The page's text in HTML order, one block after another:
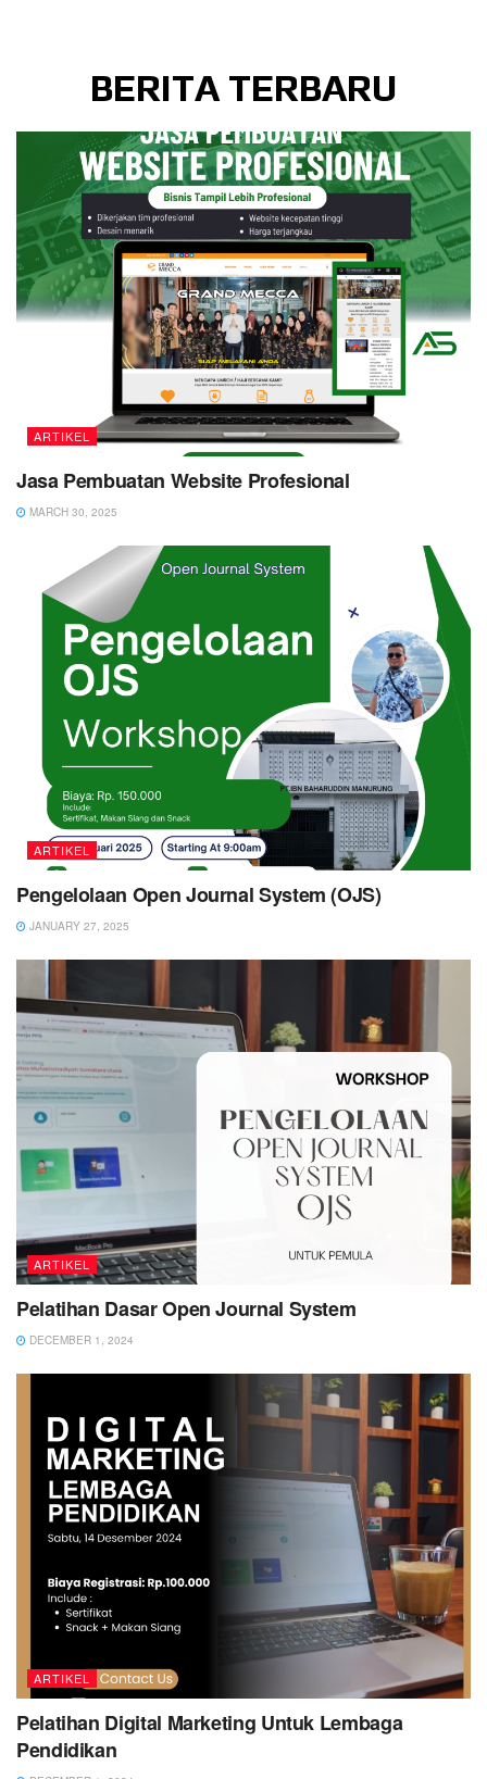
BERITA TERBARU
ARTIKEL
Jasa Pembuatan Website Profesional
MARCH 30, 2025
ARTIKEL
Pengelolaan Open Journal System (OJS)
JANUARY 27, 2025
ARTIKEL
Pelatihan Dasar Open Journal System
DECEMBER 1, 2024
ARTIKEL
Pelatihan Digital Marketing Untuk Lembaga
Pendidikan